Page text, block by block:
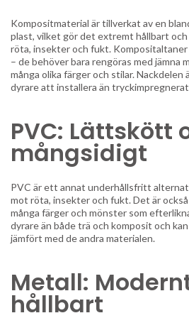
Kompositmaterial är tillverkat av en
plast, vilket gör det extremt hållbart
röta, insekter och fukt. Kompositaltaner
– de behöver bara rengöras med jämna
många olika färger och stilar. Nackdelen
dyrare att installera än
PVC: Lättskött
mångsidigt
PVC är ett annat underhållsfritt
mot röta, insekter och fukt. Det är
många färger och mönster som
dyrare än både trä och komposit och
jämfört med de andra materialen.
Metall:
hållbart